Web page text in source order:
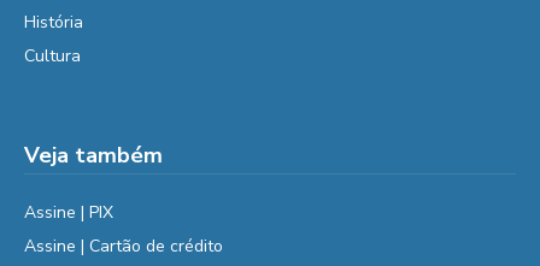
História
Cultura
Veja também
Assine | PIX
Assine | Cartão de crédito